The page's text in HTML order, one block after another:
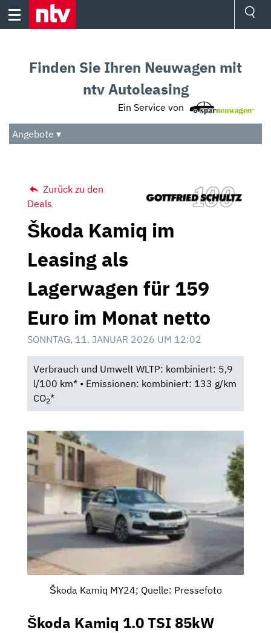
Skip
Audio
Das Beste
Finden Sie Ihren Neuwagen mit
ntv Autoleasing
Ein Service von
Angebote ▾
Zurück zu den
Deals
Škoda Kamiq im
Leasing als
Lagerwagen für 159
Euro im Monat netto
SONNTAG, 11. JANUAR 2026 UM 12:02
Verbrauch und Umwelt WLTP: kombiniert: 5,9
l/100 km* • Emissionen: kombiniert: 133 g/km
CO2*
Škoda Kamiq MY24; Quelle: Pressefoto
Škoda Kamiq 1.0 TSI 85kW